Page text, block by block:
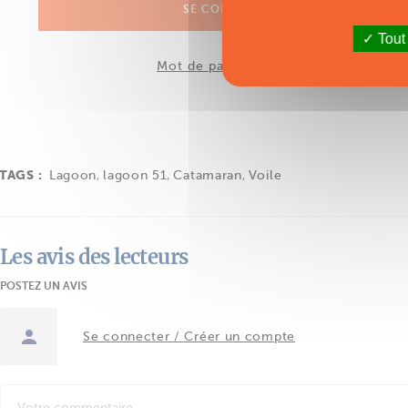
SE CONNECTER
Mot de passe oublié ?
TAGS : Lagoon, lagoon 51,Catamaran, Voile
Les avis des lecteurs
POSTEZ UN AVIS
Se connecter / Créer un compte